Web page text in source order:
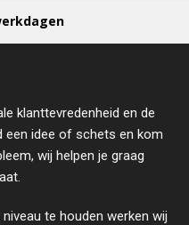
klanttevredenheid en de
een idee of schets en kom
wij helpen je graag
te houden werken wij